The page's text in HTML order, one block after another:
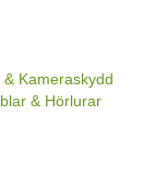
Kameraskydd
& Hörlurar